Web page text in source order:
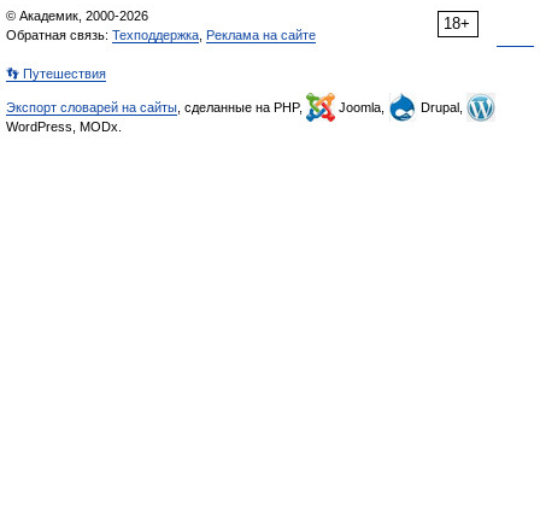
18+
© Академик, 2000-2026
Обратная связь: Техподдержка Реклама на сайте
👣 Путешествия
Экспорт словарей на сайты , сделанные на PHP, Joomla,
Drupal,
WordPress, MODx.